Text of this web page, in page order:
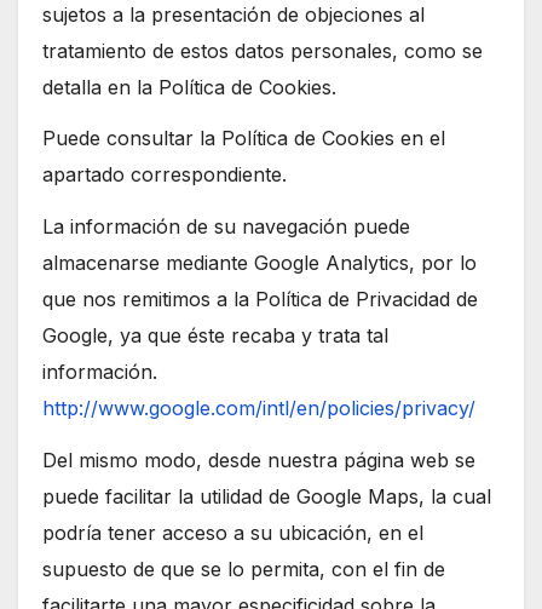
sujetos a la presentación de objeciones al
tratamiento de estos datos personales, como se
detalla en la Política de Cookies.
Puede consultar la Política de Cookies en el
apartado correspondiente.
La información de su navegación puede
almacenarse mediante Google Analytics, por lo
que nos remitimos a la Política de Privacidad de
Google, ya que éste recaba y trata tal
información.
http://www.google.com/intl/en/policies/privacy/
Del mismo modo, desde nuestra página web se
puede facilitar la utilidad de Google Maps, la cual
podría tener acceso a su ubicación, en el
supuesto de que se lo permita, con el fin de